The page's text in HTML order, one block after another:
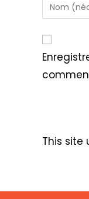
your
or
username
to
This site